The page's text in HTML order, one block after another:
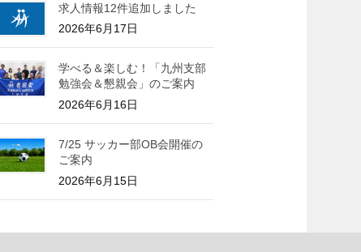
求人情報12件追加しました
2026年6月17日
学べる＆楽しむ！「九州支部
勉強会＆懇親会」のご案内
2026年6月16日
7/25 サッカー部OB会開催の
ご案内
2026年6月15日